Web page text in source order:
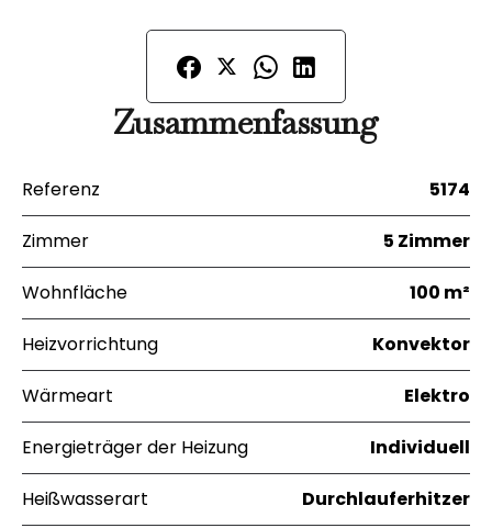
Zusammenfassung
Referenz 5174
Zimmer 5 Zimmer
Wohnfläche 100 m²
Heizvorrichtung Konvektor
Wärmeart Elektro
Energieträger der Heizung Individuell
Heißwasserart Durchlauferhitzer